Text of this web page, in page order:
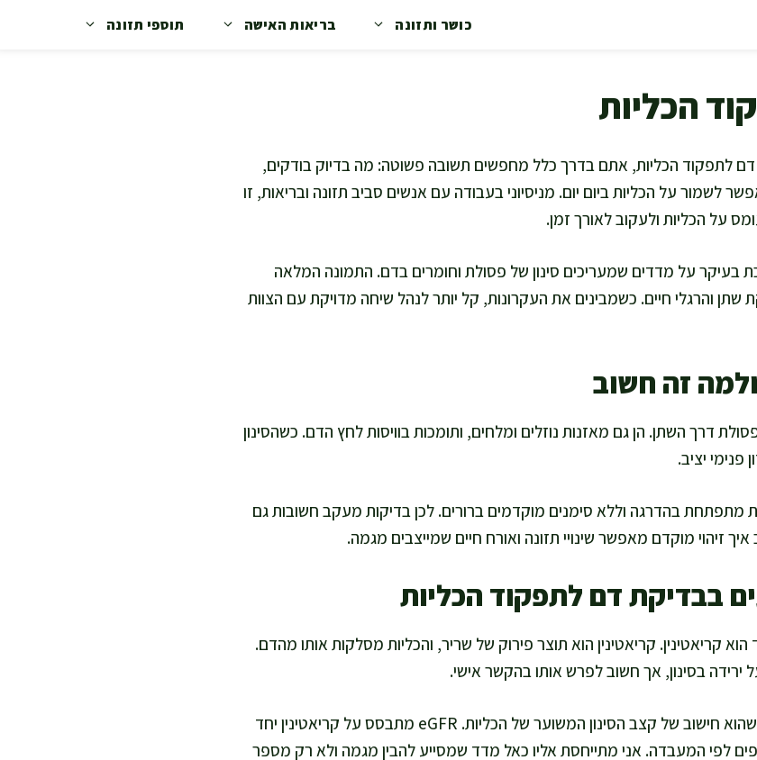
כושר ותזונה בריאות האישה תוספי תזונה
הכליות
לתפקוד הכליות, אתם בדרך כלל מחפשים תשובה פשוטה: מה בדיוק בודקים,
לשמור על הכליות ביום יום. מניסיוני בעבודה עם אנשים סביב תזונה ובריאות, זו
על הכליות ולעקוב לאורך זמן.
על מדדים שמעריכים סינון של פסולת וחומרים בדם. התמונה המלאה
שתן והרגלי חיים. כשמבינים את העקרונות, קל יותר לנהל שיחה מדויקת עם הצוות
זה חשוב
דרך השתן. הן גם מאזנות נוזלים ומלחים, ותומכות בוויסות לחץ הדם. כשהסינון
יציב.
מתפתחת בהדרגה וללא סימנים מוקדמים ברורים. לכן בדיקות מעקב חשובות גם
זיהוי מוקדם מאפשר שינויי תזונה ואורח חיים שמייצבים מגמה.
בבדיקת דם לתפקוד הכליות
קריאטינין. קריאטינין הוא תוצר פירוק של שריר, והכליות מסלקות אותו מהדם.
ירידה בסינון, אך חשוב לפרש אותו בהקשר אישי.
לצד קריאטינין מופיע לרוב eGFR, שהוא חישוב של קצב הסינון המשוער של הכליות. eGFR מתבסס על קריאטינין יחד
לפי המעבדה. אני מתייחסת אליו כאל מדד שמסייע להבין מגמה ולא רק מספר